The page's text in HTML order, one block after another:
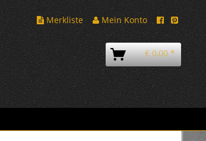
Merkliste
Mein Konto
€ 0,00 *